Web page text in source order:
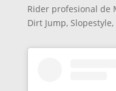
Rider profesional de
Dirt Jump,